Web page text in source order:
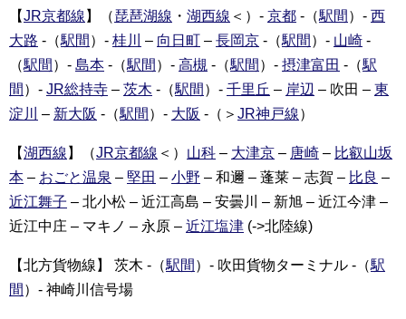
【JR京都線 】（琵琶湖線 ・ 湖西線 ＜）- 京都 -（駅間 ）- 西
大路 -（駅間 ）- 桂川 – 向日町 – 長岡京 -（駅間 ）- 山崎 -
（駅間 ）- 島本 -（駅間 ）- 高槻 -（駅間 ）- 摂津富田 -（駅
間 ）- JR総持寺 – 茨木 -（駅間 ）- 千里丘 – 岸辺 – 吹田 – 東
淀川
– 新大阪 -（駅間 ）- 大阪 -（＞ JR神戸線）
【湖西線 】（JR京都線 ＜） 山科 – 大津京 – 唐崎 – 比叡山坂
本 – おごと温泉 – 堅田 – 小野 – 和邇 – 蓬莱 – 志賀 – 比良 –
近江舞子 – 北小松 – 近江高島 – 安曇川 – 新旭 – 近江今津 –
近江中庄 – マキノ – 永原 – 近江塩津 (->北陸線)
【北方貨物線】 茨木 -（駅間 ）- 吹田貨物ターミナル -（駅
間 ）- 神崎川信号場